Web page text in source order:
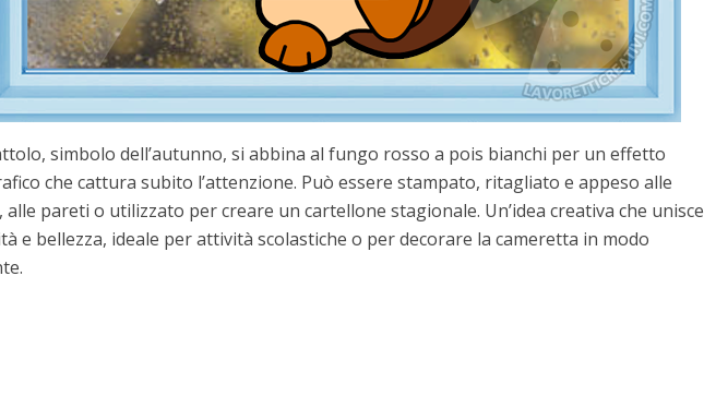
simbolo dell’autunno, si abbina al fungo rosso a pois bianchi per un effetto
che cattura subito l’attenzione. Può essere stampato, ritagliato e appeso alle
alle pareti o utilizzato per creare un cartellone stagionale. Un’idea creativa che unisce
e bellezza, ideale per attività scolastiche o per decorare la cameretta in modo